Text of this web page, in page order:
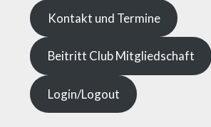
Kontakt und Termine
Beitritt Club Mitgliedschaft
Login/Logout